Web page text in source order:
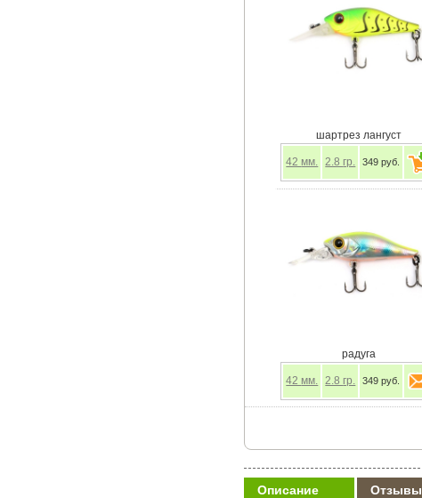
шартрез лангуст
42 мм. 2.8 гр. 349 руб.
радуга
42 мм. 2.8 гр. 349 руб.
Описание Отзывы